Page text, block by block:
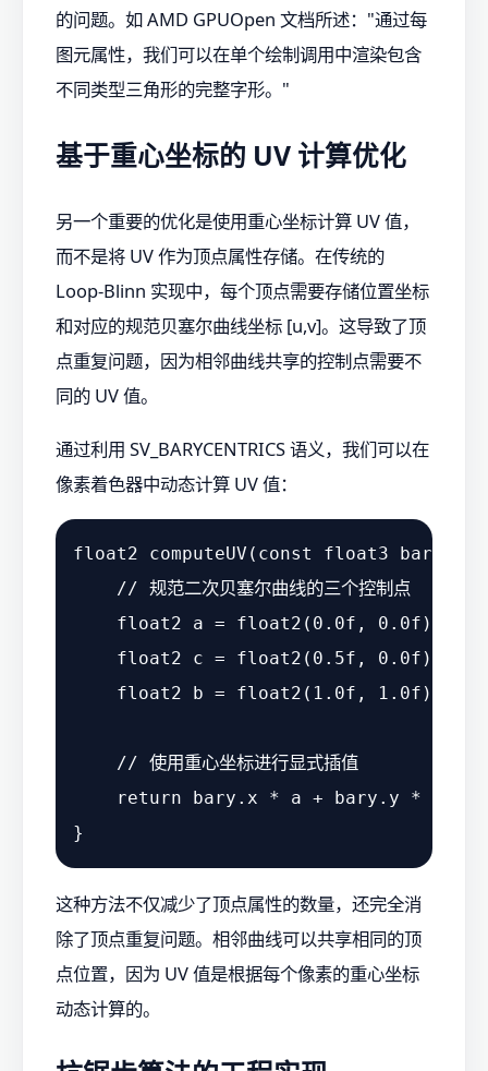
的问题。如 AMD GPUOpen 文档所述："通过每
图元属性，我们可以在单个绘制调用中渲染包含
不同类型三角形的完整字形。"
基于重心坐标的 UV 计算优化
另一个重要的优化是使用重心坐标计算 UV 值，
而不是将 UV 作为顶点属性存储。在传统的
Loop-Blinn 实现中，每个顶点需要存储位置坐标
和对应的规范贝塞尔曲线坐标 [u,v]。这导致了顶
点重复问题，因为相邻曲线共享的控制点需要不
同的 UV 值。
通过利用 SV_BARYCENTRICS 语义，我们可以在
像素着色器中动态计算 UV 值：
float2 computeUV(const float3 bary) {
    // 规范二次贝塞尔曲线的三个控制点
    float2 a = float2(0.0f, 0.0f);
    float2 c = float2(0.5f, 0.0f);
    float2 b = float2(1.0f, 1.0f);
    // 使用重心坐标进行显式插值
return bary.x * a + bary.y * c +
这种方法不仅减少了顶点属性的数量，还完全消
除了顶点重复问题。相邻曲线可以共享相同的顶
点位置，因为 UV 值是根据每个像素的重心坐标
动态计算的。